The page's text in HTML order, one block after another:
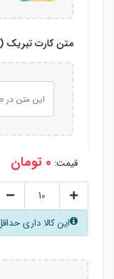
متن کارت تبریک
قیمت: 0 تومان
این کالا داری حداقل 10 خرید می